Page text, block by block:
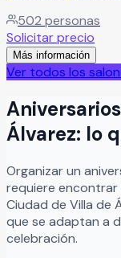
inolvidables. El recinto ofrece espacios en terraza y jardín
ideales para
reuniones
combinando
este espacio
celebraciones
agradable y
502 personas
Solicitar precio
Más información
Ver todos los
Aniversarios
Álvarez: lo
Organizarun
requiere
Ciudad de Villa de
que se adaptan a
celebración.